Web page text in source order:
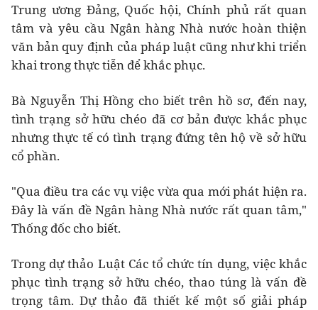
Trung ương Đảng, Quốc hội, Chính phủ rất quan
tâm và yêu cầu Ngân hàng Nhà nước hoàn thiện
văn bản quy định của pháp luật cũng như khi triển
khai trong thực tiễn để khắc phục.
Bà Nguyễn Thị Hồng cho biết trên hồ sơ, đến nay,
tình trạng sở hữu chéo đã cơ bản được khắc phục
nhưng thực tế có tình trạng đứng tên hộ về sở hữu
cổ phần.
"Qua điều tra các vụ việc vừa qua mới phát hiện ra.
Đây là vấn đề Ngân hàng Nhà nước rất quan tâm,"
Thống đốc cho biết.
Trong dự thảo Luật Các tổ chức tín dụng, việc khắc
phục tình trạng sở hữu chéo, thao túng là vấn đề
trọng tâm. Dự thảo đã thiết kế một số giải pháp